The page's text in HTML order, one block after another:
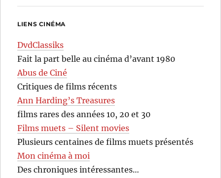
LIENS CINÉMA
DvdClassiks
Fait la part belle au cinéma d’avant 1980
Abus de Ciné
Critiques de films récents
Ann Harding’s Treasures
films rares des années 10, 20 et 30
Films muets – Silent movies
Plusieurs centaines de films muets présentés
Mon cinéma à moi
Des chroniques intéressantes…